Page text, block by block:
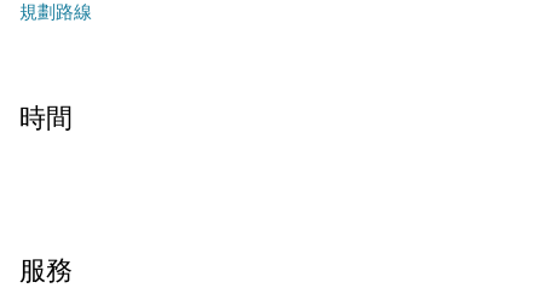
規劃路線
時間
服務